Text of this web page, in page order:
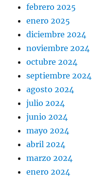
febrero 2025
enero 2025
diciembre 2024
noviembre 2024
octubre 2024
septiembre 2024
agosto 2024
julio 2024
junio 2024
mayo 2024
abril 2024
marzo 2024
enero 2024